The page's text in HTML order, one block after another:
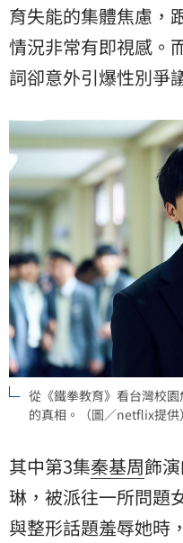
育失能的集體焦慮，
情況非常有即視感。
詞卻意外引爆性別爭
從《鐵拳教育》看台灣校
的真相。（圖／netflix提供）
其中第3集秦基周飾
琳 ，被派往一所問題
與整形話題羞辱她時